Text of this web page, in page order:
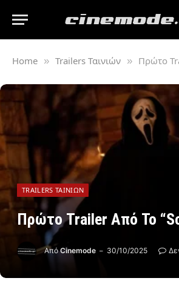
Home » Trailers Ταινιών » Πρώτο
TRAILERS ΤΑΙΝΙΏΝ
Πρώτο Trailer Από Το
Από Cinemode 30/10/2025